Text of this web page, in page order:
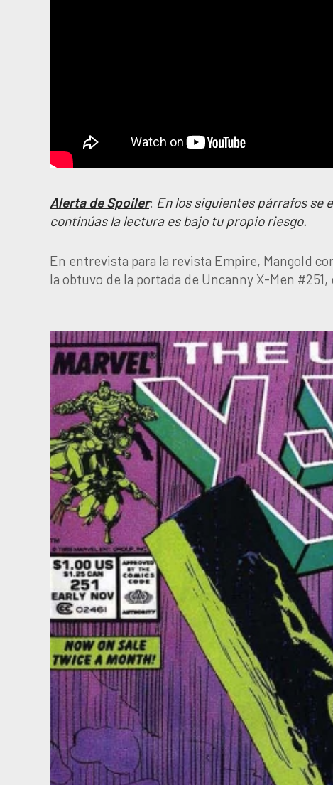
Alerta de Spoiler: En los siguientes párrafos se
continúas la lectura es bajo tu propio riesgo.
En entrevista para la revista Empire, Mangold
la obtuvo de la portada de Uncanny X-Men